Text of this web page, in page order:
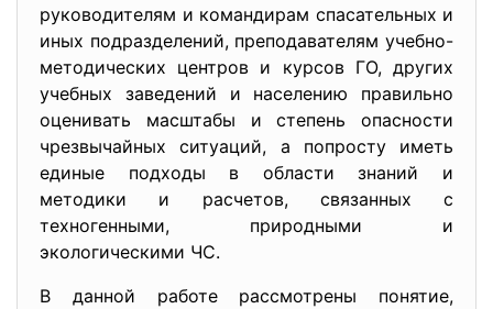
руководителям и командирам спасательных и
иных подразделений, преподавателям учебно-
методических центров и курсов ГО, других
учебных заведений и населению правильно
оценивать масштабы и степень опасности
чрезвычайных ситуаций, а попросту иметь
единые подходы в области знаний и
методики и расчетов, связанных с
техногенными, природными и
экологическими ЧС.
В данной работе рассмотрены понятие,